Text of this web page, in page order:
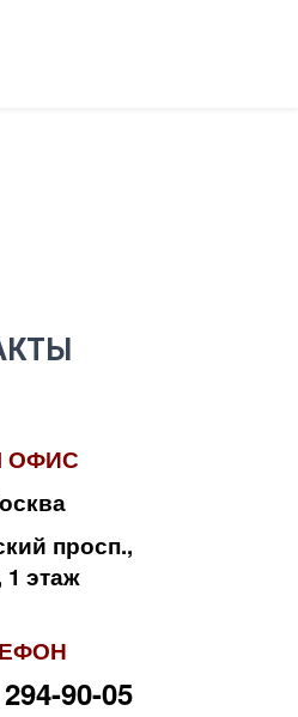
ОФИС
просп.,
1 этаж
90-05